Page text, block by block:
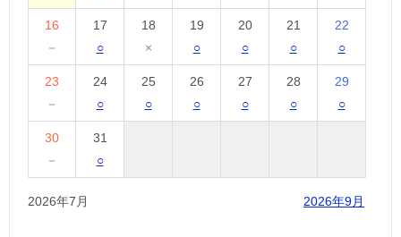
16
－
17
○
18
×
19
○
20
○
21
○
22
○
23
－
24
○
25
○
26
○
27
○
28
○
29
○
30
－
31
○
2026年7月 2026年9月